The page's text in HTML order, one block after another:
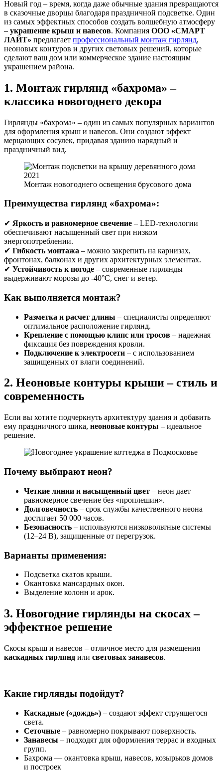
Новый год – время, когда даже обычные здания превращаются
в сказочные дворцы благодаря праздничной подсветке. Один
из самых эффектных способов создать волшебную атмосферу
– украшение крыш и навесов. Компания ООО «СМАРТ
ЛАЙТ» предлагает профессиональный монтаж гирлянд,
неоновых контуров и других световых решений, которые
сделают ваш дом или коммерческое здание настоящим
украшением района.
1. Монтаж гирлянд «бахрома» –
классика новогоднего декора
Гирлянды «бахрома» – один из самых популярных вариантов
для оформления крыш и навесов. Они создают эффект
мерцающих сосулек, придавая зданию нарядный и
праздничный вид.
Монтаж новогоднего освещения брусового дома
Преимущества гирлянд «бахрома»:
✔ Яркость и равномерное свечение – LED-технологии
обеспечивают насыщенный свет при низком
энергопотреблении.
✔ Гибкость монтажа – можно закрепить на карнизах,
фронтонах, балконах и других архитектурных элементах.
✔ Устойчивость к погоде – современные гирлянды
выдерживают морозы до -40°C, снег и ветер.
Как выполняется монтаж?
Разметка и расчет длины – специалисты определяют
оптимальное расположение гирлянд.
Крепление с помощью клипс или тросов – надежная
фиксация без повреждения кровли.
Подключение к электросети – с использованием
защищенных от влаги соединений.
2. Неоновые контуры крыши – стиль и
современность
Если вы хотите подчеркнуть архитектуру здания и добавить
ему праздничного шика, неоновые контуры – идеальное
решение.
Почему выбирают неон?
Четкие линии и насыщенный цвет – неон дает
равномерное свечение без «проплешин».
Долговечность – срок службы качественного неона
достигает 50 000 часов.
Безопасность – используются низковольтные системы
(12–24 В), защищенные от перегрузок.
Варианты применения:
Подсветка скатов крыши.
Окантовка мансардных окон.
Выделение колонн и арок.
3. Новогодние гирлянды на скосах –
эффектное решение
Скосы крыш и навесов – отличное место для размещения
каскадных гирлянд или световых занавесов.
Какие гирлянды подойдут?
Каскадные («дождь») – создают эффект струящегося
света.
Сеточные – равномерно покрывают поверхность.
Занавесы – подходят для оформления террас и входных
групп.
Бахрома — окантовка крыш, навесов, козырьков домов
и построек